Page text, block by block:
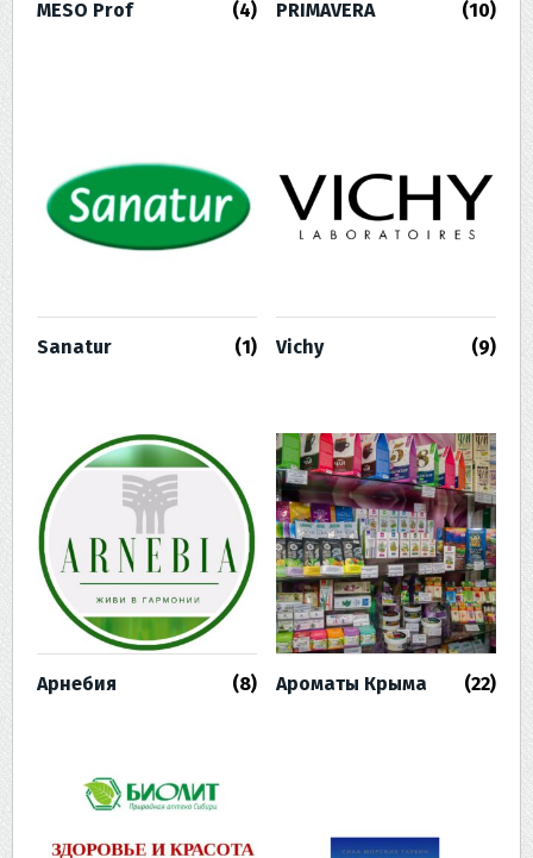
MESO Prof (4) PRIMAVERA (10)
Sanatur (1) Vichy (9)
Арнебия (8) Ароматы Крыма (22)